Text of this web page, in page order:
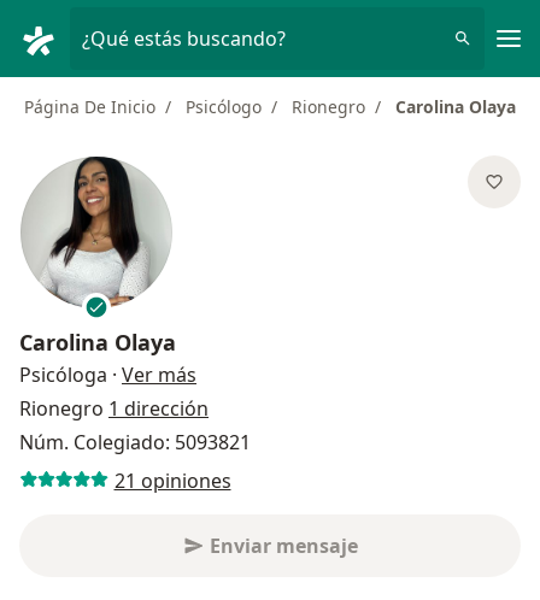
¿Qué estás buscando?
Página De Inicio Psicólogo Rionegro Carolina Olaya
Carolina Olaya
Psicóloga · Ver más
Rionegro 1 dirección
Núm. Colegiado: 5093821
21 opiniones
Enviar mensaje